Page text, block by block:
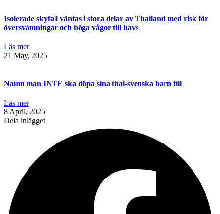
Isolerade skyfall väntas i stora delar av Thailand med risk för
översvämningar och höga vågor till havs
Läs mer
21 May, 2025
Namn man INTE ska döpa sina thai-svenska barn till
Läs mer
8 April, 2025
Dela inlägget